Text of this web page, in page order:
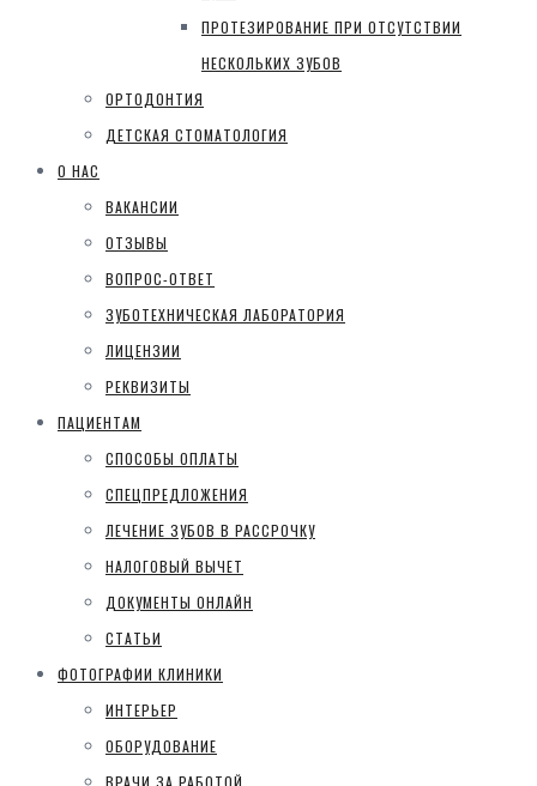
ПРОТЕЗИРОВАНИЕ ПРИ ОТСУТСТВИИ
НЕСКОЛЬКИХ ЗУБОВ
ОРТОДОНТИЯ
ДЕТСКАЯ СТОМАТОЛОГИЯ
О НАС
ВАКАНСИИ
ОТЗЫВЫ
ВОПРОС-ОТВЕТ
ЗУБОТЕХНИЧЕСКАЯ ЛАБОРАТОРИЯ
ЛИЦЕНЗИИ
РЕКВИЗИТЫ
ПАЦИЕНТАМ
СПОСОБЫ ОПЛАТЫ
СПЕЦПРЕДЛОЖЕНИЯ
ЛЕЧЕНИЕ ЗУБОВ В РАССРОЧКУ
НАЛОГОВЫЙ ВЫЧЕТ
ДОКУМЕНТЫ ОНЛАЙН
СТАТЬИ
ФОТОГРАФИИ КЛИНИКИ
ИНТЕРЬЕР
ОБОРУДОВАНИЕ
ВРАЧИ ЗА РАБОТОЙ